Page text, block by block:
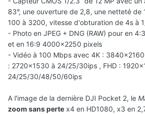
83°, une ouverture de 2,8, une netteté de
100 à 3200, vitesse d'obturation de 4s à
- Photo en JPEG + DNG (RAW) pour en
et en 16:9 4000×2250 pixels
- Vidéo à 100 Mbps avec 4K :
: 2720×1530 à 24/25/30ips , FHD :
24/25/30/48/50/60ips
A l'image de la dernière DJI Pocket 2, le
zoom sans perte x4 en HD1080, x3 en